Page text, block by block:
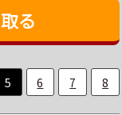
る
5 6 7 8